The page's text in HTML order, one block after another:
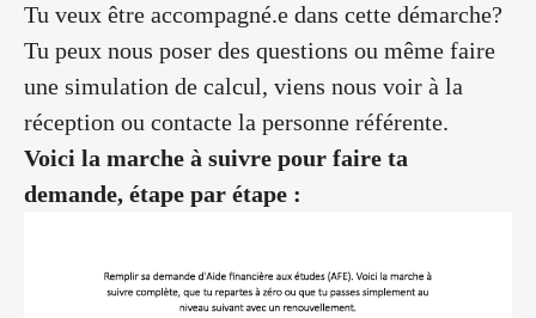
Tu veux être accompagné.e dans cette démarche?
Tu peux nous poser des questions ou même faire
une simulation de calcul, viens nous voir à la
réception ou contacte la personne référente.
Voici la marche à suivre pour faire ta
demande, étape par étape :